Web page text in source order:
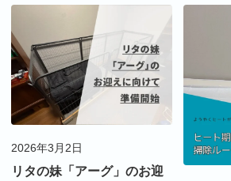
2026年3月2日
リタの妹「アーグ」のお迎